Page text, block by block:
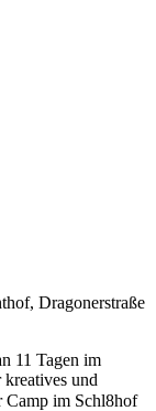
Dragonerstraße
11 Tagen im
und
Camp im Schl8hof